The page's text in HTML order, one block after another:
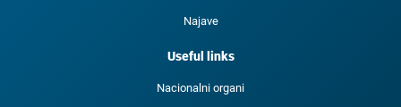
Najave
Useful links
Nacionalni organi